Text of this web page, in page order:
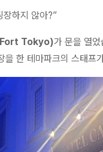
장하지 않아?”
Fort Tokyo)가 문을 열
한 테마파크의 스태프